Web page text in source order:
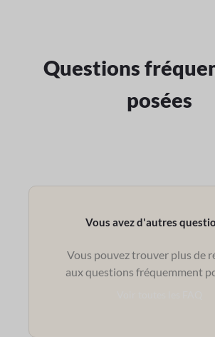
Questions
posées
Vous avez d'autres
Vous pouvez trouver plus de
aux questions fréquemment